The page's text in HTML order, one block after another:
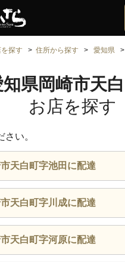
探す 住所から探す 愛知県
知県岡崎市天
お店を探す
い。
天白町字池田に配達
天白町字川成に配達
天白町字河原に配達